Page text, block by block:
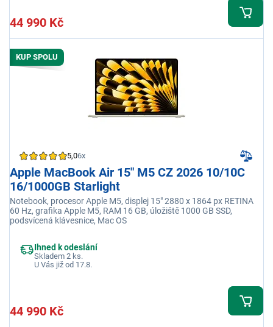
44 990 Kč
KUP SPOLU
5,06x
Apple MacBook Air 15" M5 CZ 2026 10/10C
16/1000GB Starlight
Notebook, procesor Apple M5, displej 15" 2880 x 1864 px RETINA
60 Hz, grafika Apple M5, RAM 16 GB, úložiště 1000 GB SSD,
podsvícená klávesnice, Mac OS
Ihned k odeslání
Skladem 2 ks.
U Vás již od 17.8.
44 990 Kč